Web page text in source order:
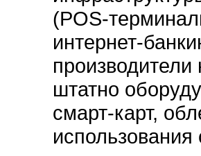
(POS-
интернет-
штатно
смарт-карт,
использования